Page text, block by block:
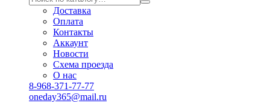
Доставка
Оплата
Контакты
Аккаунт
Новости
Схема проезда
О нас
8-968-371-77-77
oneday365@mail.ru